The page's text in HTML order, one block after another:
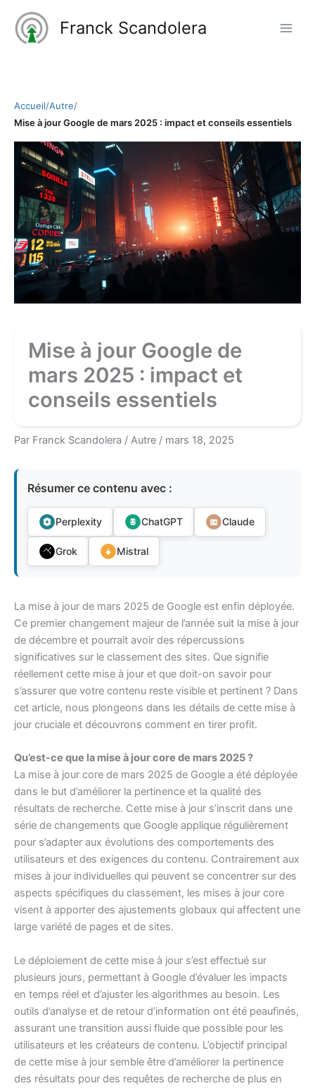
contenu
Franck Scandolera
Accueil/Autre/
Mise à jour Google de mars 2025 : impact et conseils essentiels
Mise à jour Google de
mars 2025 : impact et
conseils essentiels
Par Franck Scandolera / Autre / mars 18, 2025
Résumer ce contenu avec :
Perplexity ChatGPT Claude
Grok Mistral
La mise à jour de mars 2025 de Google est enfin déployée.
Ce premier changement majeur de l’année suit la mise à jour
de décembre et pourrait avoir des répercussions
significatives sur le classement des sites. Que signifie
réellement cette mise à jour et que doit-on savoir pour
s’assurer que votre contenu reste visible et pertinent ? Dans
cet article, nous plongeons dans les détails de cette mise à
jour cruciale et découvrons comment en tirer profit.
Qu’est-ce que la mise à jour core de mars 2025 ?
La mise à jour core de mars 2025 de Google a été déployée
dans le but d’améliorer la pertinence et la qualité des
résultats de recherche. Cette mise à jour s’inscrit dans une
série de changements que Google applique régulièrement
pour s’adapter aux évolutions des comportements des
utilisateurs et des exigences du contenu. Contrairement aux
mises à jour individuelles qui peuvent se concentrer sur des
aspects spécifiques du classement, les mises à jour core
visent à apporter des ajustements globaux qui affectent une
large variété de pages et de sites.
Le déploiement de cette mise à jour s’est effectué sur
plusieurs jours, permettant à Google d’évaluer les impacts
en temps réel et d’ajuster les algorithmes au besoin. Les
outils d’analyse et de retour d’information ont été peaufinés,
assurant une transition aussi fluide que possible pour les
utilisateurs et les créateurs de contenu. L’objectif principal
de cette mise à jour semble être d’améliorer la pertinence
des résultats pour des requêtes de recherche de plus en